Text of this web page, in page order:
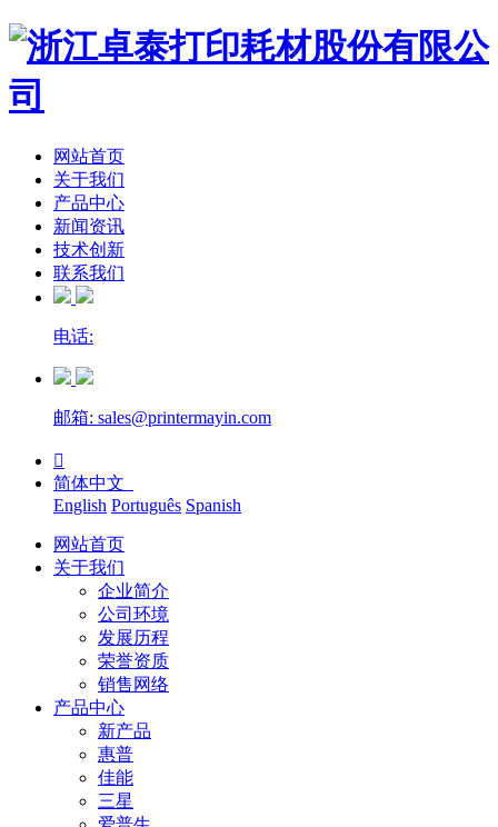
网站首页
关于我们
产品中心
新闻资讯
技术创新
联系我们
电话:
邮箱: sales@printermayin.com

简体中文
English Português Spanish
网站首页
关于我们
企业简介
公司环境
发展历程
荣誉资质
销售网络
产品中心
新产品
惠普
佳能
三星